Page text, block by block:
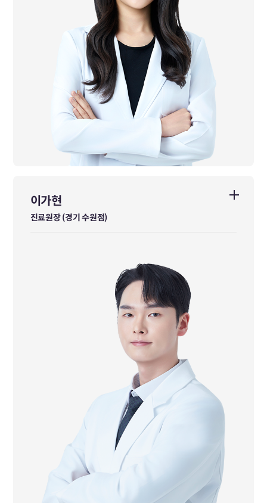
이가현
진료원장 (경기 수원점)
이가현
진료원장 (경기 수원점)
前광덕안정한의원 인천작전점 진료원장
前아랑한의원 대표원장